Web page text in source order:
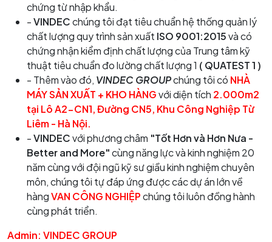
chứng từ nhập khẩu.
-VINDECchúng tôi đạt tiêu chuẩn hệ thống quản lý
chất lượng quy trình sản xuất ISO 9001:2015và có
chứng nhận kiểm định chất lượng của Trung tâm kỹ
thuật tiêu chuẩn đo lường chất lượng 1 ( QUATEST 1 )
- Thêm vào đó, VINDEC GROUPchúng tôi có NHÀ
MÁY SẢN XUẤT + KHO HÀNGvới diện tích 2.000m2
tại Lô A2-CN1, Đường CN5, Khu Công Nghiệp Từ
Liêm - Hà Nội.
-VINDECvới phương châm "Tốt Hơn và Hơn Nưa -
Better and More"cùng năng lực và kinh nghiệm 20
năm cùng với đội ngũ kỹ sư giầu kinh nghiệm chuyên
môn, chúng tôi tự đáp ứng được các dự án lớn về
hàngVAN CÔNG NGHIỆPchúng tôi luôn đồng hành
cùng phát triển.
Admin: VINDEC GROUP